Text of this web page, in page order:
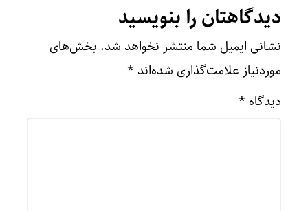
دیدگاهتان را بنویسید
نشانی ایمیل شما منتشر نخواهد شد. بخش‌های
موردنیاز علامت‌گذاری شده‌اند *
دیدگاه *